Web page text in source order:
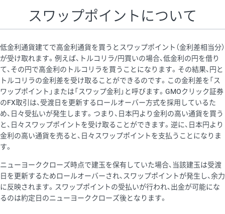
スワップポイントについて
低金利通貨建てで高金利通貨を買うとスワップポイント（金利差相当分）
が受け取れます。例えば、トルコリラ/円買いの場合、低金利の円を借り
て、その円で高金利のトルコリラを買うことになります。その結果、円と
トルコリラの金利差を受け取ることができるのです。この金利差を「ス
ワップポイント」または「スワップ金利」と呼びます。GMOクリック証券
のFX取引は、受渡日を更新するロールオーバー方式を採用しているた
め、日々受払いが発生します。つまり、日本円より金利の高い通貨を買う
と、日々スワップポイントを受け取ることができます。逆に、日本円より
金利の高い通貨を売ると、日々スワップポイントを支払うことになりま
す。
ニューヨーククローズ時点で建玉を保有していた場合、当該建玉は受渡
日を更新するためロールオーバーされ、スワップポイントが発生し、余力
に反映されます。スワップポイントの受払いが行われ、出金が可能にな
るのは約定日のニューヨーククローズ後となります。